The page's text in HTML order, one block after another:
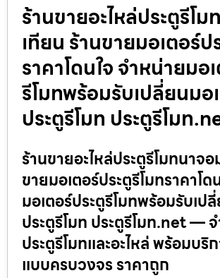
ร้านขายอะไหล่ประตูรีโ
เทียน ร้านขายมอเตอร์ป
ราคาโดนใจ จำหน่ายมอ
รีโมทพร้อมรับเปลี่ยนมอ
ประตูรีโมท ประตูรีโมท
ร้านขายอะไหล่ประตูรีโมทนาจ
ขายมอเตอร์ประตูรีโมทราคาโด
มอเตอร์ประตูรีโมทพร้อมรับเป
ประตูรีโมท ประตูรีโมท.net —
ประตูรีโมทและอะไหล่ พร้อมบริ
แบบครบวงจร ราคาถูก